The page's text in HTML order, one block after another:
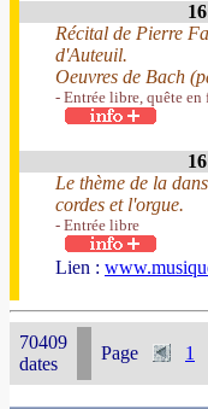
Récital de Pierre
d'Auteuil.
Oeuvres de Bach
- Entrée libre, quête
Le thème de la
cordes et l'orgue.
- Entrée libre
Lien :
70409
dates
Page 1